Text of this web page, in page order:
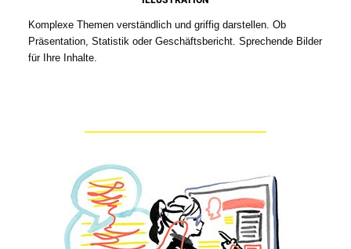
Komplexe Themen verständlich und griffig darstellen. Ob
Präsentation, Statistik oder Geschäftsbericht. Sprechende Bilder
für Ihre Inhalte.